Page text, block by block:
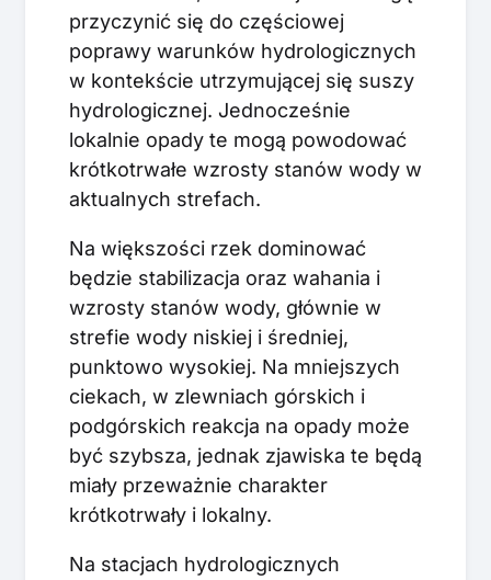
przyczynić się do częściowej
poprawy warunków hydrologicznych
w kontekście utrzymującej się suszy
hydrologicznej. Jednocześnie
lokalnie opady te mogą powodować
krótkotrwałe wzrosty stanów wody w
aktualnych strefach.
Na większości rzek dominować
będzie stabilizacja oraz wahania i
wzrosty stanów wody, głównie w
strefie wody niskiej i średniej,
punktowo wysokiej. Na mniejszych
ciekach, w zlewniach górskich i
podgórskich reakcja na opady może
być szybsza, jednak zjawiska te będą
miały przeważnie charakter
krótkotrwały i lokalny.
Na stacjach hydrologicznych